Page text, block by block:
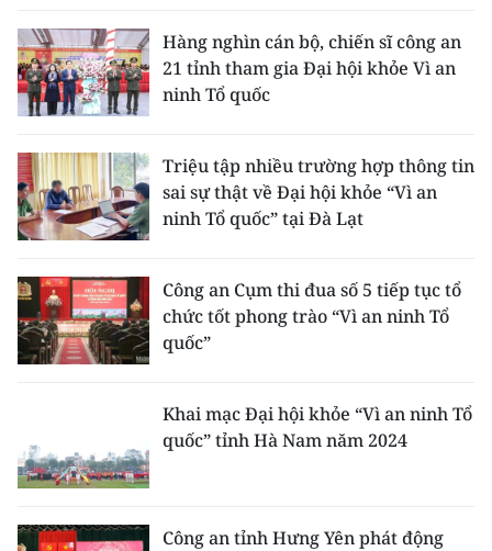
ĐỌC BÁO IN
ENGLISH
中文
FRANÇAIS
ESPAÑOL
Hàng nghìn cán bộ, chiến sĩ công an
21 tỉnh tham gia Đại hội khỏe Vì an
ninh Tổ quốc
Triệu tập nhiều trường hợp thông tin
sai sự thật về Đại hội khỏe “Vì an
ninh Tổ quốc” tại Đà Lạt
Công an Cụm thi đua số 5 tiếp tục tổ
chức tốt phong trào “Vì an ninh Tổ
quốc”
Khai mạc Đại hội khỏe “Vì an ninh Tổ
quốc” tỉnh Hà Nam năm 2024
Công an tỉnh Hưng Yên phát động